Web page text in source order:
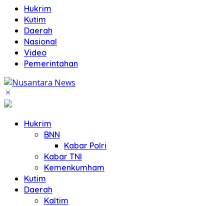
Hukrim
Kutim
Daerah
Nasional
Video
Pemerintahan
Hukrim
BNN
Kabar Polri
Kabar TNI
Kemenkumham
Kutim
Daerah
Kaltim